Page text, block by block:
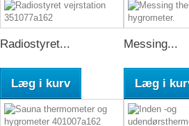
Radiostyret...
Læg i kurv
Messing...
Læg i